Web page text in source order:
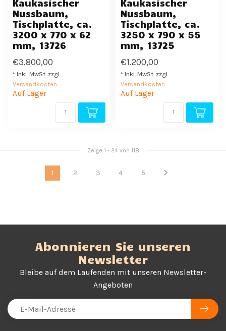
Kaukasischer
Nussbaum,
Tischplatte, ca.
3200 x 770 x 62
mm, 13726
€3.800,00
* Inkl. MwSt. zzgl.
Versandkosten
Auf Lager
Kaukasischer
Nussbaum,
Tischplatte, ca.
3250 x 790 x 55
mm, 13725
€1.200,00
* Inkl. MwSt. zzgl.
Versandkosten
Auf Lager
Zeige 1 - 24 von 118
1 2 3 4 5
Abonnieren Sie unseren
Newsletter
Bleibe auf dem Laufenden mit unseren Newsletter-
Angeboten